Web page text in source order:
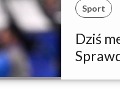
Sport
Dziś